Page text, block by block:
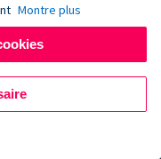
Montre plus